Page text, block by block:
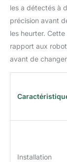
les a détectés à
précision avant
les heurter.
rapport aux
avant de
Installation